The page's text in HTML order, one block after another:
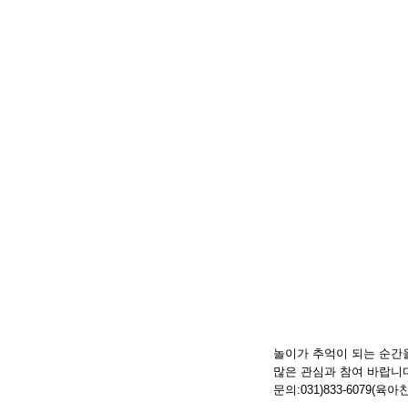
놀이가 추억이 되는 순간
많은 관심과 참여 바랍니
문의:031)833-6079(육아